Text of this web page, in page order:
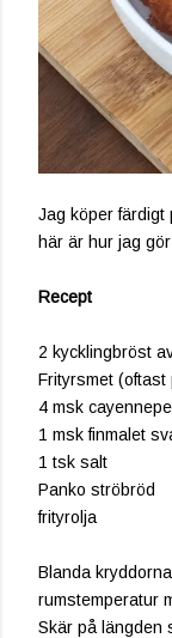
Jag köper färdigt
här är hur jag
Recept
2 kycklingbröst
Frityrsmet (oftast
4 msk
1 msk finmalet
1 tsk salt
Panko ströbröd
frityrolja
Blanda
rumstemperatur
Skär på längden